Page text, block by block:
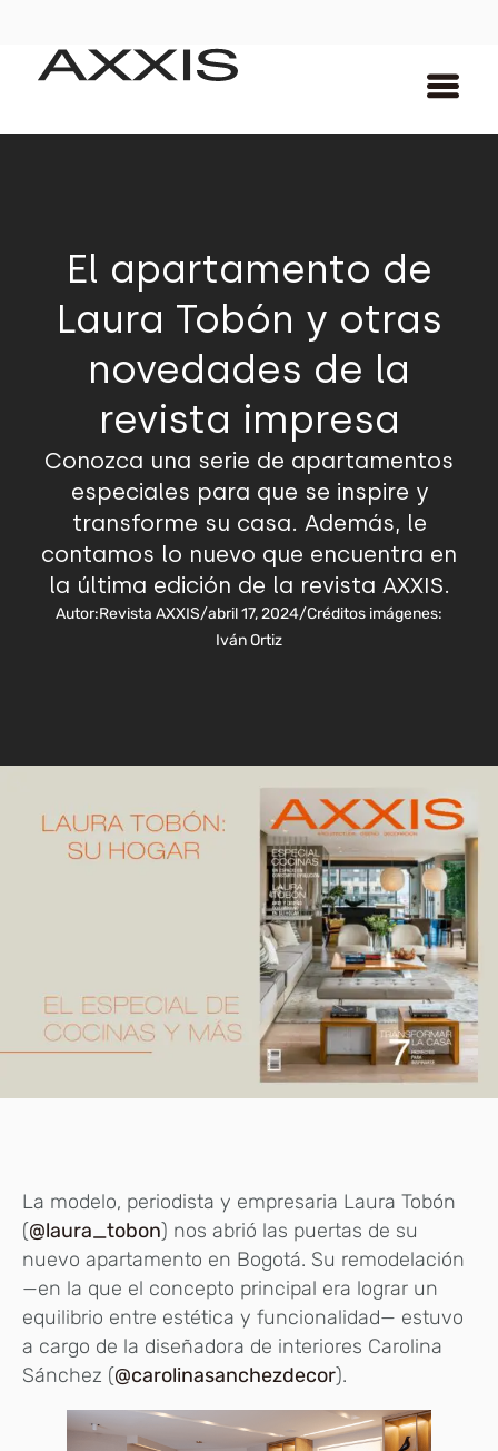
El apartamento de
Laura Tobón y otras
novedades de la
revista impresa
Conozca una serie de apartamentos
especiales para que se inspire y
transforme su casa. Además, le
contamos lo nuevo que encuentra en
la última edición de la revista AXXIS.
Autor:Revista AXXIS/abril 17, 2024/Créditos imágenes:
Iván Ortiz
La modelo, periodista y empresaria Laura Tobón
(@laura_tobon) nos abrió las puertas de su
nuevo apartamento en Bogotá. Su remodelación
—en la que el concepto principal era lograr un
equilibrio entre estética y funcionalidad— estuvo
a cargo de la diseñadora de interiores Carolina
Sánchez (@carolinasanchezdecor).